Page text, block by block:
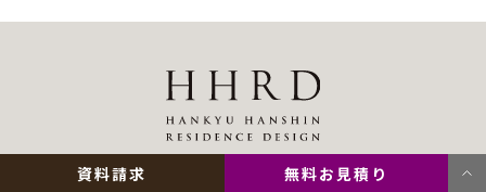
大阪市北区芝田一丁目１番４号 阪急ターミナルビル内
資料請求 無料お見積り